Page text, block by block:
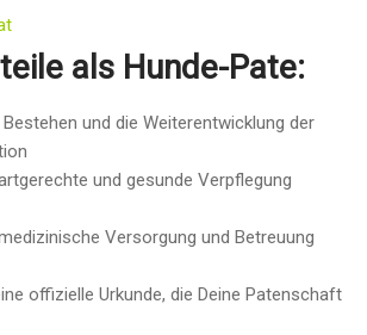
als Hunde-Pate:
und die Weiterentwicklung der
und gesunde Verpflegung
Versorgung und Betreuung
offizielle Urkunde, die Deine Patenschaft